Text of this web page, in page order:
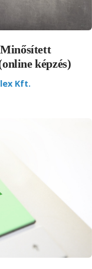
Minősített
képzés)
Kft.